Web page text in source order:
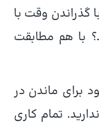
گذراندن وقت با
با هم مطابقت
برای ماندن در
تمام کاری